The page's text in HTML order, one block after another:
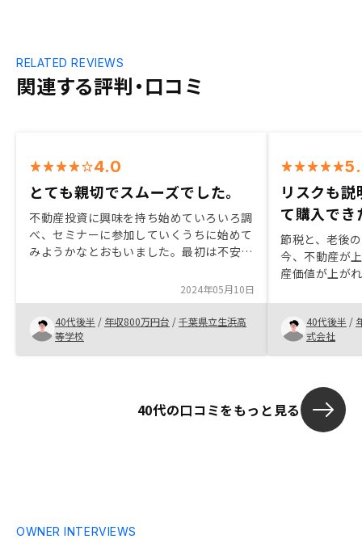
関連する評判・口コミ
RELATED REVIEWS
4.0
とても親切でスムーズでした。
不動産投資に興味を持ち始めていろいろ調
べ、セミナーに参加していくうちに始めて
みようかなとおもいました。最初は不安が
うちにやってみようという気になりまし
た。リノシーさんは他社と比べて物件が良
かったことと担当者の方の親切だったこと
が決め手です。
2024年05月10日
40代後半 / 年収800万円台 /千葉県立生浜高
等学校
リスクも
て購入でき
節税と、老後
今、不動産が
産価値が上が
色々、選択肢
度、詳しい話
いでしょうか？
40代後半 /
式会社
40代の口コミをもっと見る
OWNER INTERVIEWS